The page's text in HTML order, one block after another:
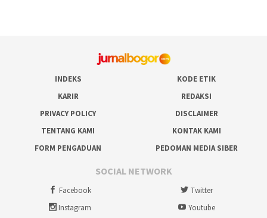
INDEKS
KODE ETIK
KARIR
REDAKSI
PRIVACY POLICY
DISCLAIMER
TENTANG KAMI
KONTAK KAMI
FORM PENGADUAN
PEDOMAN MEDIA SIBER
SOCIAL NETWORK
Facebook
Twitter
Instagram
Youtube